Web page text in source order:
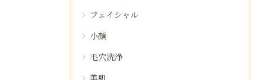
フェイシャル
小顔
毛穴洗浄
美肌